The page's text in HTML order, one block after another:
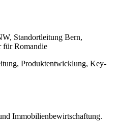
Standortleitung Bern,
für Romandie
Produktentwicklung, Key-
Immobilienbewirtschaftung.